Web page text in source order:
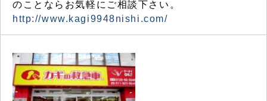
のことならお気軽にご相談下さい。
http://www.kagi9948nishi.com/